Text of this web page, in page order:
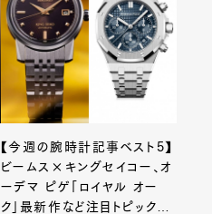
【今週の腕時計記事ベスト5】
ビームス×キングセイコー、オ
ーデマ ピゲ「ロイヤル オー
ク」最新作など注目トピックが